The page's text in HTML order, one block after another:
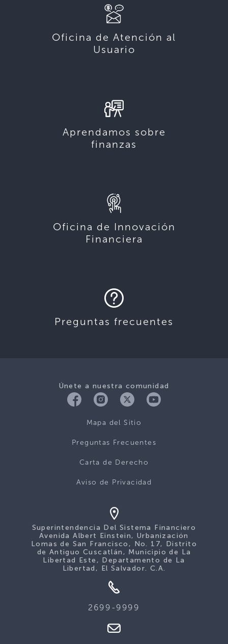
Oficina de Atención al
Usuario
Aprendamos sobre
finanzas
Oficina de Innovación
Financiera
Preguntas frecuentes
Únete a nuestra comunidad
Mapa del Sitio
Preguntas Frecuentes
Carta de Derecho
Aviso de Privacidad
Superintendencia Del Sistema Financiero
Avenida Albert Einstein, Urbanización
Lomas de San Francisco, No. 17, Distrito
de Antiguo Cuscatlán, Municipio de La
Libertad Este, Departamento de La
Libertad, El Salvador. C.A.
2699-9999